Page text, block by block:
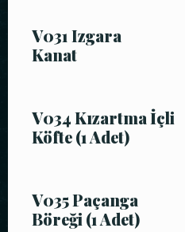
V031 Izgara
Kanat
V034 Kızartma İçli
Köfte (1 Adet)
V035 Paçanga
Böreği (1 Adet)